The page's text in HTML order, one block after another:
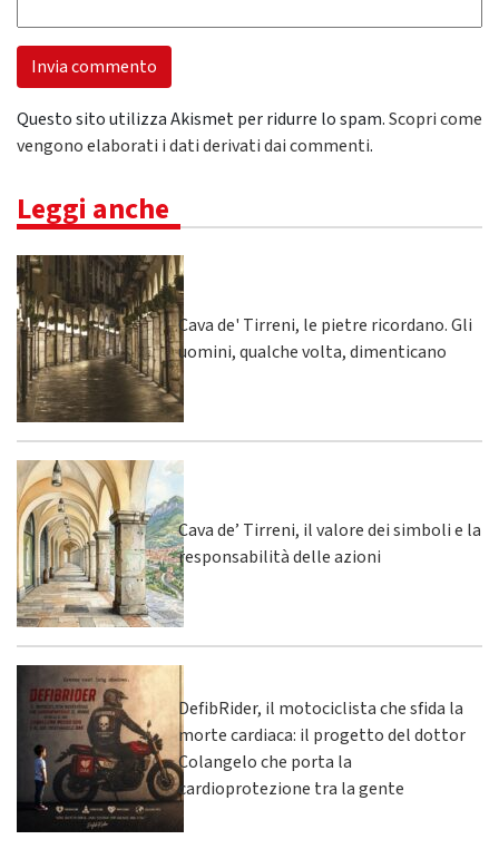
Questo sito utilizza Akismet per ridurre lo spam.Scopri come
vengono elaborati i dati derivati dai commenti.
Leggi anche
Cava de' Tirreni, le pietre ricordano. Gli
uomini, qualche volta, dimenticano
Cava de’ Tirreni, il valore dei simboli e la
responsabilità delle azioni
DefibRider, il motociclista che sfida la
morte cardiaca: il progetto del dottor
Colangelo che porta la
cardioprotezione tra la gente